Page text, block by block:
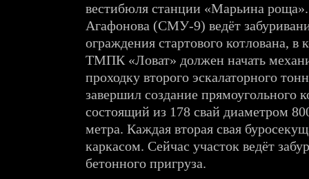
вестибюля станции «Марьина
Агафонова (СМУ-9) ведёт
ограждения стартового котлована, в
ТМПК «Ловат» должен начать
проходку второго эскалаторного
завершил создание прямоугольного
состоящий из 178 свай диаметром
метра. Каждая вторая свая
каркасом. Сейчас участок ведёт
бетонного пригруза.